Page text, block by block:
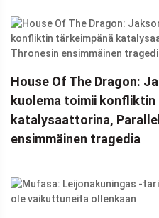
House Of The Dragon:
kuolema toimii konfliktin
katalysaattorina,
ensimmäinen tragedia